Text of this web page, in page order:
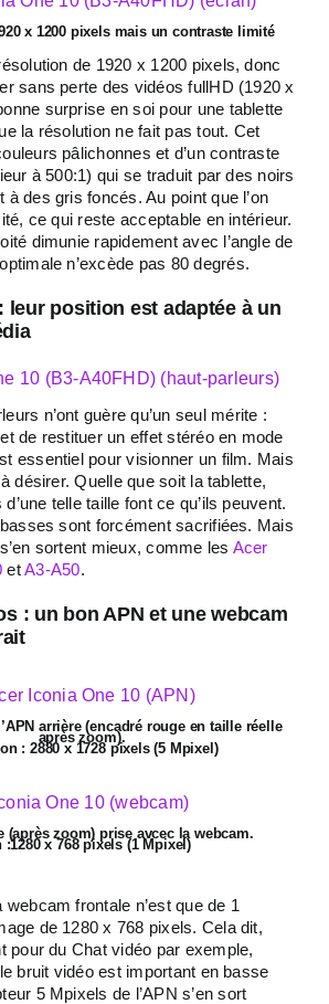
x 1200 pixels mais un contraste limité
de 1920 x 1200 pixels, donc
sans perte des vidéos fullHD (1920 x
surprise en soi pour une tablette
la résolution ne fait pas tout. Cet
pâlichonnes et d’un contraste
à 500:1) qui se traduit par des noirs
à des gris foncés. Au point que l’on
ce qui reste acceptable en intérieur.
dimunie rapidement avec l’angle de
n’excède pas 80 degrés.
leur position est adaptée à un
n’ont guère qu’un seul mérite :
de restituer un effet stéréo en mode
essentiel pour visionner un film. Mais
désirer. Quelle que soit la tablette,
telle taille font ce qu’ils peuvent.
sont forcément sacrifiées. Mais
sortent mieux, comme les Acer
etA3-A50.
: un bon APN et une webcam
arrière (encadré rouge en taille réelle
après zoom).
: 2880 x 1728 pixels (5 Mpixel)
(après zoom) prise avcec la webcam.
:1280 x 768 pixels (1 Mpixel)
webcam frontale n’est que de 1
de 1280 x 768 pixels. Cela dit,
pour du Chat vidéo par exemple,
bruit vidéo est important en basse
5 Mpixels de l’APN s’en sort